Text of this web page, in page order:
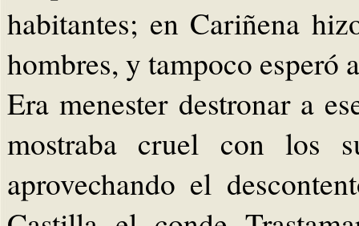
habitantes; en Cariñena
hombres, y tampoco esperó
Era menester destronar a
mostraba cruel con los
aprovechando el